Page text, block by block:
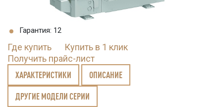
Гарантия: 12
Где купить
Купить в 1 клик
Получить прайс-лист
ХАРАКТЕРИСТИКИ ОПИСАНИЕ
ДРУГИЕ МОДЕЛИ СЕРИИ